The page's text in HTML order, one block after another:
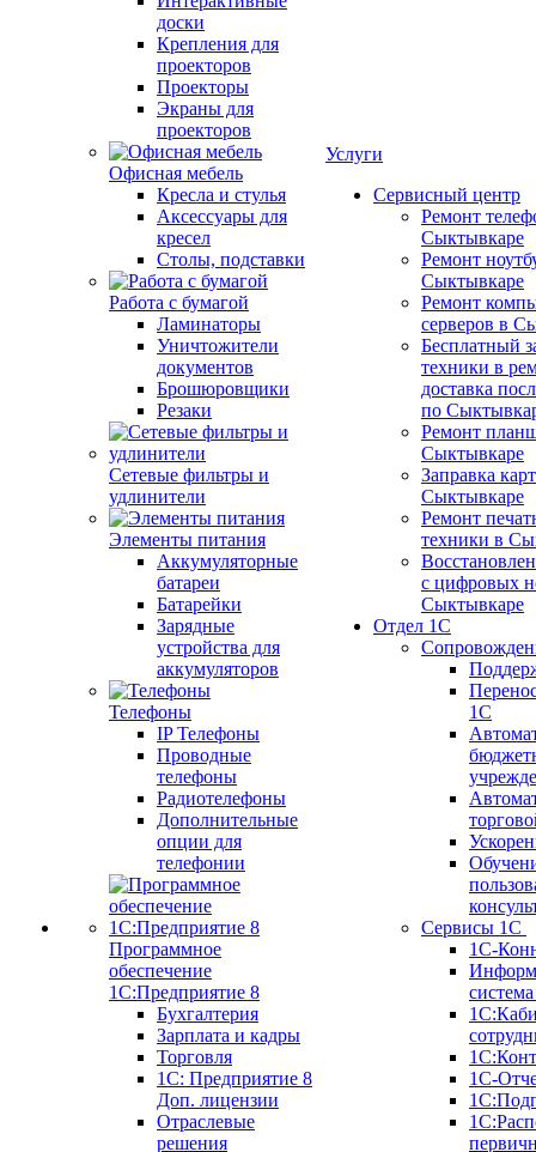
доски
Крепления для
проекторов
Проекторы
Экраны для
проекторов
Офисная мебель
Кресла и стулья
Аксессуары для
кресел
Столы, подставки
Работа с бумагой
Ламинаторы
Уничтожители
документов
Брошюровщики
Резаки
Сетевые фильтры и
удлинители
Элементы питания
Аккумуляторные
батареи
Батарейки
Зарядные
устройства для
аккумуляторов
Телефоны
IP Телефоны
Проводные
телефоны
Радиотелефоны
Дополнительные
опции для
телефонии
Программное
обеспечение
1С:Предприятие 8
Бухгалтерия
Зарплата и кадры
Торговля
1C: Предприятие 8
Доп. лицензии
Отраслевые
решения
Услуги
Сервисный центр
Ремонт
Сыктывкаре
Ремонт
Сыктывкаре
Ремонт
серверов в
Бесплатный
техники в
доставка
по
Ремонт
Сыктывкаре
Заправка
Сыктывкаре
Ремонт
техники в
с цифровых
Сыктывкаре
Отдел 1С
1С
Сервисы 1С
1С-
1С-